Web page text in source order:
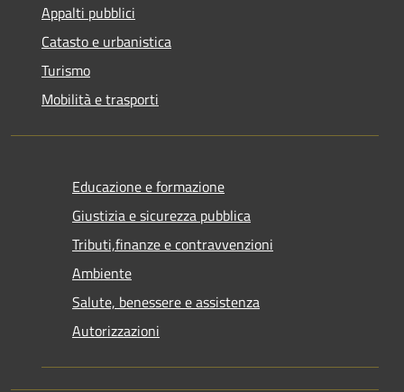
Appalti pubblici
Catasto e urbanistica
Turismo
Mobilità e trasporti
Educazione e formazione
Giustizia e sicurezza pubblica
Tributi,finanze e contravvenzioni
Ambiente
Salute, benessere e assistenza
Autorizzazioni